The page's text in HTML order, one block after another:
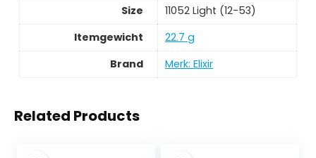
Size
‎11052 Light (12-53)
Itemgewicht
‎22.7 g
Brand
Merk: Elixir
Related Products